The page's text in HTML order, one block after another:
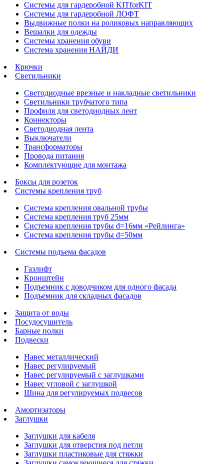
Системы для гардеробной KITforKIT
Системы для гардеробной ЛОФТ
Выдвижные полки на роликовых направляющих
Вешалки для одежды
Системы хранения обуви
Система хранения НАЙДИ
Крючки
Светильники
Светодиодные врезные и накладные светильники
Светильники трубчатого типа
Профиля для светодиодных лент
Коннекторы
Светодиодная лента
Выключатели
Трансформаторы
Провода питания
Комплектующие для монтажа
Боксы для розеток
Системы крепления труб
Система крепления овальной трубы
Система крепления труб 25мм
Система крепления трубы d=16мм «Рейлинга»
Система крепления трубы d=50мм
Системы подъема фасадов
Газлифт
Кронштейн
Подъемник с доводчиком для одного фасада
Подъемник для складных фасадов
Защита от воды
Посудосушитель
Барные полки
Подвески
Навес металлический
Навес регулируемый
Навес регулируемый с заглушками
Навес угловой с заглушкой
Шина для регулируемых подвесов
Амортизаторы
Заглушки
Заглушки для кабеля
Заглушки для отверстия под петли
Заглушки пластиковые для стяжки